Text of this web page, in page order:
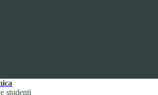
studenti